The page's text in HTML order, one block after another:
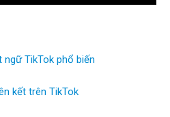
TikTok phổ biến
kết trên TikTok